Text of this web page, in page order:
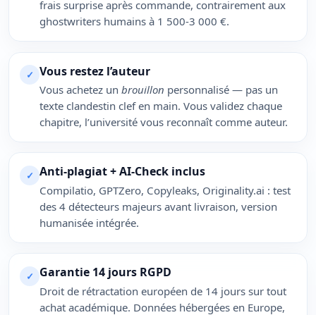
frais surprise après commande, contrairement aux
ghostwriters humains à 1 500-3 000 €.
✓ Vous restez l’auteur
Vous achetez unbrouillon personnalisé — pas un
texte clandestin clef en main. Vous validez chaque
chapitre, l’université vous reconnaît comme auteur.
✓ Anti-plagiat + AI-Check inclus
Compilatio, GPTZero, Copyleaks, Originality.ai : test
des 4 détecteurs majeurs avant livraison, version
humanisée intégrée.
✓ Garantie 14 jours RGPD
Droit de rétractation européen de 14 jours sur tout
achat académique. Données hébergées en Europe,